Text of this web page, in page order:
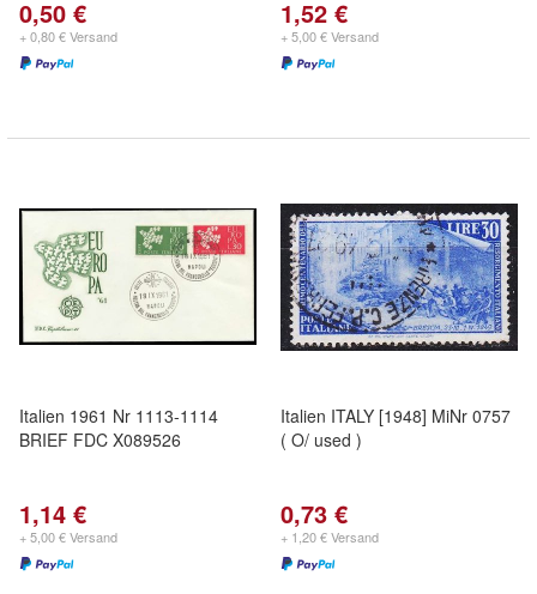
0,50 €
+ 0,80 € Versand
1,52 €
+ 5,00 € Versand
Italien 1961 Nr 1113-1114
BRIEF FDC X089526
1,14 €
+ 5,00 € Versand
Italien ITALY [1948] MiNr 0757
( O/ used )
0,73 €
+ 1,20 € Versand